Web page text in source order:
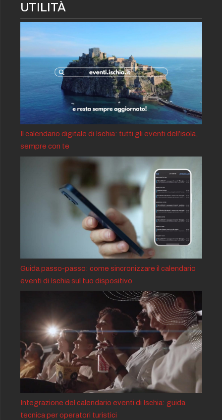
UTILITÀ
Il calendario digitale di Ischia: tutti gli eventi dell’isola,
sempre con te
Guida passo-passo: come sincronizzare il calendario
eventi di Ischia sul tuo dispositivo
Integrazione del calendario eventi di Ischia: guida
tecnica per operatori turistici